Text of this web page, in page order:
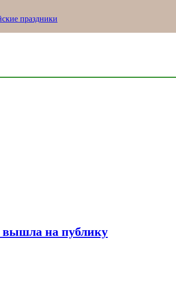
праздники
вышла на публику